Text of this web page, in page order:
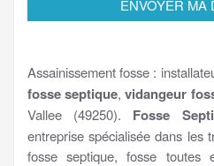
Assainissement fosse :
fosse septique,vidangeur
Vallee (49250). Fosse
entreprise spécialisée dans les
fosse septique, fosse toutes